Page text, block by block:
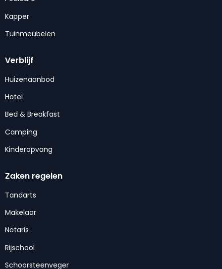
Kapper
Tuinmeubelen
Verblijf
Huizenaanbod
Hotel
Bed & Breakfast
Camping
Kinderopvang
Zaken regelen
Tandarts
Makelaar
Notaris
Rijschool
Schoorsteenveger